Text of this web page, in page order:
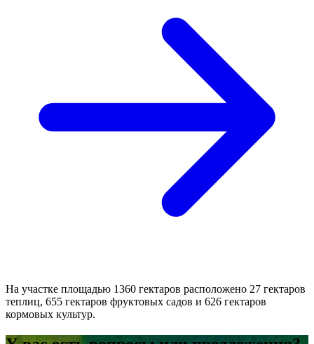
На участке площадью 1360 гектаров расположено 27 гектаров
теплиц, 655 гектаров фруктовых садов и 626 гектаров
кормовых культур.